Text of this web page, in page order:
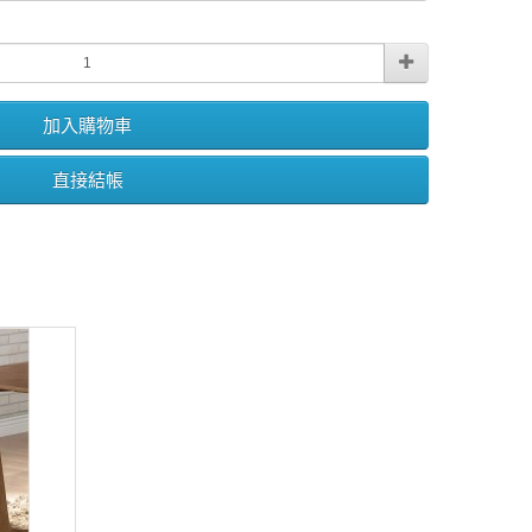
加入購物車
直接結帳